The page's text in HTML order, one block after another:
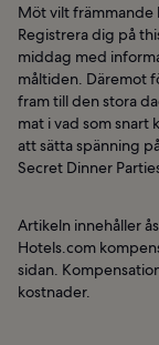
Möt vilt främmande
Registrera dig på
middag med
måltiden. Däremot
fram till den stora
mat i vad som
att sätta spänning
Secret Dinner
Artikeln innehåller
Hotels.com
sidan.
kostnader.